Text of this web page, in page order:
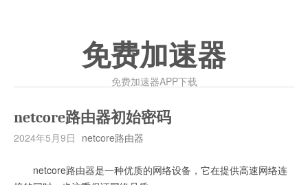
免费加速器
免费加速器APP下载
netcore路由器初始密码
2024年5月9日 netcore路由器
netcore路由器是一种优质的网络设备，它在提供高速网络连